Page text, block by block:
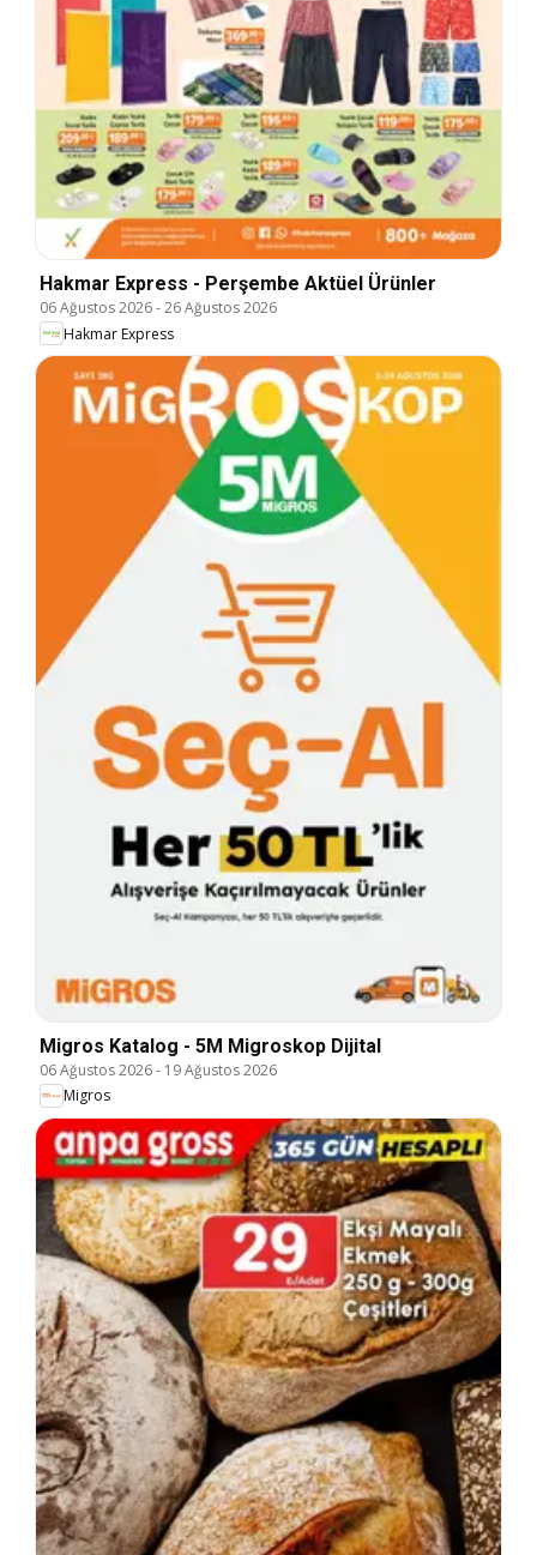
Hakmar Express - Perşembe Aktüel Ürünler
06 Ağustos 2026-26 Ağustos 2026
Hakmar Express
Migros Katalog - 5M Migroskop Dijital
06 Ağustos 2026- 19 Ağustos 2026
Migros